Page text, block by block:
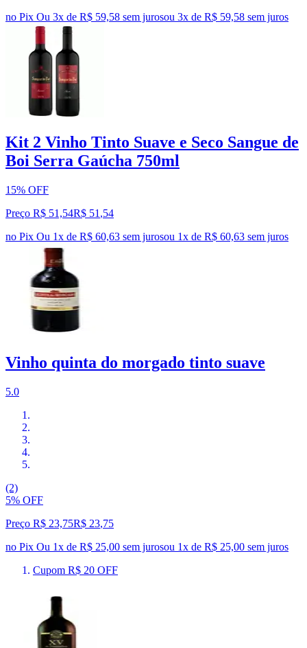
no Pix Ou 3x de R$ 59,58 sem jurosou 3x de R$ 59,58 sem juros
Kit 2 Vinho Tinto Suave e Seco Sangue de
Boi Serra Gaúcha 750ml
15% OFF
Preço R$ 51,54R$ 51 ,54
no Pix Ou 1x de R$ 60,63 sem jurosou 1x de R$ 60,63 sem juros
Vinho quinta do morgado tinto suave
5.0
(2)
5% OFF
Preço R$ 23,75R$ 23,75
no Pix Ou 1x de R$ 25,00 sem jurosou 1x de R$ 25,00 sem juros
Cupom R$ 20 OFF